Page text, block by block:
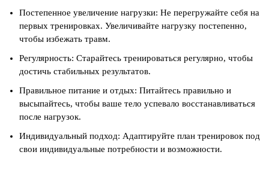
Постепенное увеличение нагрузки: Не перегружайте себя на
первых тренировках. Увеличивайте нагрузку постепенно,
чтобы избежать травм.
Регулярность: Старайтесь тренироваться регулярно, чтобы
достичь стабильных результатов.
Правильное питание и отдых: Питайтесь правильно и
высыпайтесь, чтобы ваше тело успевало восстанавливаться
после нагрузок.
Индивидуальный подход: Адаптируйте план тренировок под
свои индивидуальные потребности и возможности.